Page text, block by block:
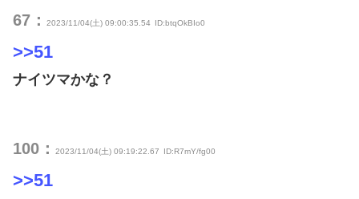
67： 2023/11/04(土) 09:00:35.54 ID:btqOkBIo0
>>51
ナイツマかな？
100： 2023/11/04(土) 09:19:22.67 ID:R7mY/fg00
>>51